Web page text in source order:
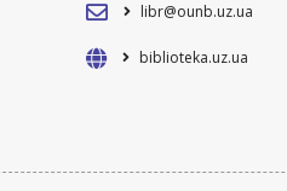
libr@ounb.uz.ua
biblioteka.uz.ua